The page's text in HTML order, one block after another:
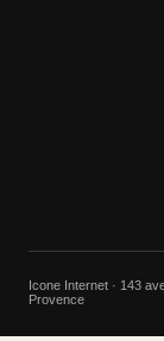
Icone Internet · 143
Provence